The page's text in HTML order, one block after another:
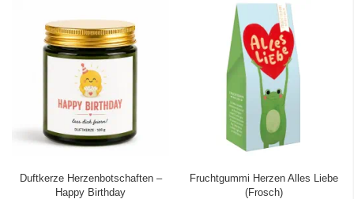
Duftkerze Herzenbotschaften –
Happy Birthday
Fruchtgummi Herzen Alles Liebe
(Frosch)